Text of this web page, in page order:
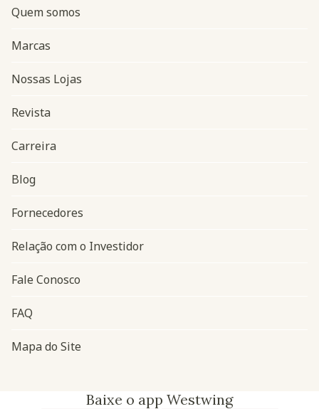
Navegação do rodapé
Quem somos
Marcas
Nossas Lojas
Revista
Carreira
Blog
Fornecedores
Relação com o Investidor
Fale Conosco
FAQ
Mapa do Site
Baixe o app Westwing